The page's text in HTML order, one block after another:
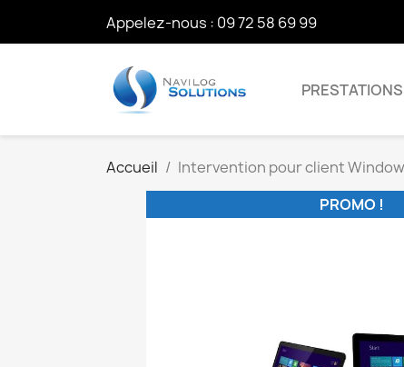
Appelez-nous : 09 72 58 69 99
PRESTATIONS
Accueil
Intervention pour client
PROMO !